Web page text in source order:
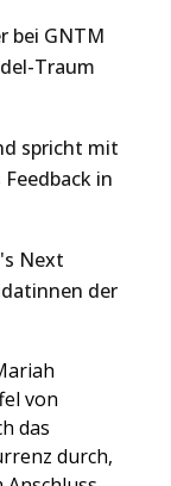
bei GNTM
Traum
spricht mit
in
Next
der
von
das
durch,